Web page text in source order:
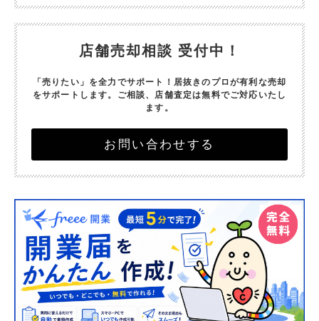
店舗売却相談 受付中！
「売りたい」を全力でサポート！ 居抜きのプロが有利な売却
をサポートします。 ご相談、店舗査定は無料でご対応いたし
ます。
お問い合わせする